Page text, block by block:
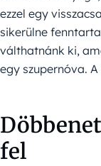
ezzel egy
sikerülne
válthatnánk ki,
egy szupernóva.
fel